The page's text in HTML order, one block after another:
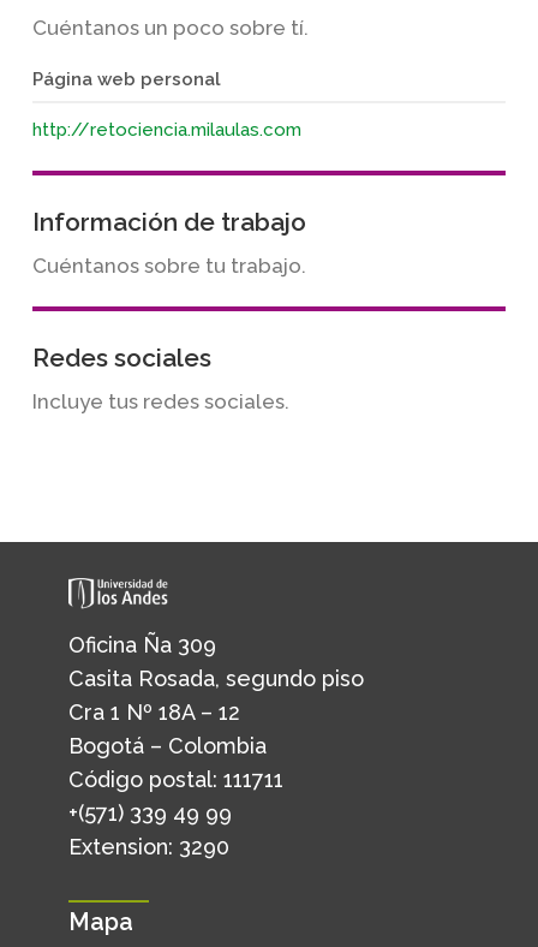
Cuéntanos un poco sobre tí.
Página web personal
http://retociencia.milaulas.com
Información de trabajo
Cuéntanos sobre tu trabajo.
Redes sociales
Incluye tus redes sociales.
Oficina Ña 309
Casita Rosada, segundo piso
Cra 1 Nº 18A – 12
Bogotá – Colombia
Código postal: 111711
+(571) 339 49 99
Extension: 3290
Mapa